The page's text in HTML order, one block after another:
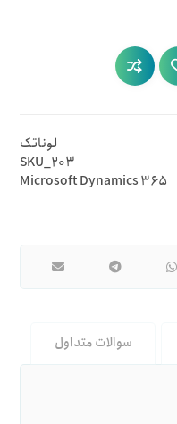
لوناتک
SKU_۲۰۳
Microsoft Dynamics ۳۶۵
سوالات متداول